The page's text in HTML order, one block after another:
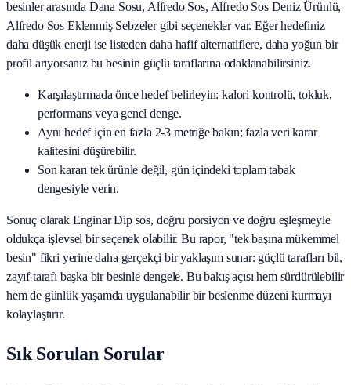
besinler arasında Dana Sosu, Alfredo Sos, Alfredo Sos Deniz Ürünlü,
Alfredo Sos Eklenmiş Sebzelergibi seçenekler var. Eğer hedefiniz
daha düşük enerji ise listeden daha hafif alternatiflere, daha yoğun bir
profil arıyorsanız bu besinin güçlü taraflarına odaklanabilirsiniz.
Karşılaştırmada önce hedef belirleyin: kalori kontrolü, tokluk,
performans veya genel denge.
Aynı hedef için en fazla 2-3 metriğe bakın; fazla veri karar
kalitesini düşürebilir.
Son kararı tek ürünle değil, gün içindeki toplam tabak
dengesiyle verin.
Sonuç olarak Enginar Dip sos, doğru porsiyon ve doğru eşleşmeyle
oldukça işlevsel bir seçenek olabilir. Bu rapor, "tek başına mükemmel
besin" fikri yerine daha gerçekçi bir yaklaşım sunar: güçlü tarafları bil,
zayıf tarafı başka bir besinle dengele. Bu bakış açısı hem sürdürülebilir
hem de günlük yaşamda uygulanabilir bir beslenme düzeni kurmayı
kolaylaştırır.
Sık Sorulan Sorular